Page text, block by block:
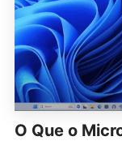
O Que o